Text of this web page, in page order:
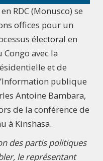
RDC (Monusco) se
offices pour un
électoral en
avec la
et de
publique
Antoine Bambara,
de la conférence de
à Kinshasa.
des partis politiques
le représentant